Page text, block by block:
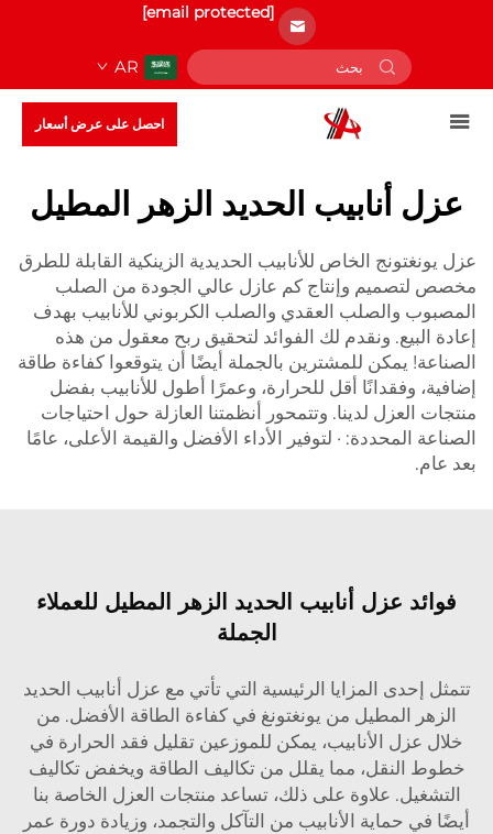
[email protected]
AR
احصل على عرض أسعار
عزل أنابيب الحديد الزهر المطيل
عزل يونغتونج الخاص للأنابيب الحديدية الزينكية القابلة للطرق
مخصص لتصميم وإنتاج كم عازل عالي الجودة من الصلب
المصبوب والصلب العقدي والصلب الكربوني للأنابيب بهدف
إعادة البيع. ونقدم لك الفوائد لتحقيق ربح معقول من هذه
الصناعة! يمكن للمشترين بالجملة أيضًا أن يتوقعوا كفاءة طاقة
إضافية، وفقدانًا أقل للحرارة، وعمرًا أطول للأنابيب بفضل
منتجات العزل لدينا. وتتمحور أنظمتنا العازلة حول احتياجات
الصناعة المحددة: · لتوفير الأداء الأفضل والقيمة الأعلى، عامًا
بعد عام.
فوائد عزل أنابيب الحديد الزهر المطيل للعملاء
الجملة
تتمثل إحدى المزايا الرئيسية التي تأتي مع عزل أنابيب الحديد
الزهر المطيل من يونغتونغ في كفاءة الطاقة الأفضل. من
خلال عزل الأنابيب، يمكن للموزعين تقليل فقد الحرارة في
خطوط النقل، مما يقلل من تكاليف الطاقة ويخفض تكاليف
التشغيل. علاوة على ذلك، تساعد منتجات العزل الخاصة بنا
أيضًا في حماية الأنابيب من التآكل والتجمد، وزيادة دورة عمر